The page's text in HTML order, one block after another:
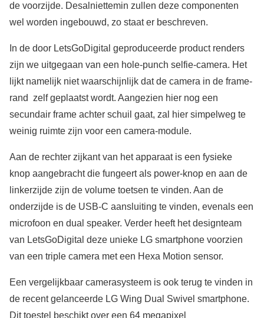
de voorzijde. Desalniettemin zullen deze componenten
wel worden ingebouwd, zo staat er beschreven.
In de door LetsGoDigital geproduceerde product renders
zijn we uitgegaan van een hole-punch selfie-camera. Het
lijkt namelijk niet waarschijnlijk dat de camera in de frame-
rand zelf geplaatst wordt. Aangezien hier nog een
secundair frame achter schuil gaat, zal hier simpelweg te
weinig ruimte zijn voor een camera-module.
Aan de rechter zijkant van het apparaat is een fysieke
knop aangebracht die fungeert als power-knop en aan de
linkerzijde zijn de volume toetsen te vinden. Aan de
onderzijde is de USB-C aansluiting te vinden, evenals een
microfoon en dual speaker. Verder heeft het designteam
van LetsGoDigital deze unieke LG smartphone voorzien
van een triple camera met een Hexa Motion sensor.
Een vergelijkbaar camerasysteem is ook terug te vinden in
de recent gelanceerde LG Wing Dual Swivel smartphone.
Dit toestel beschikt over een 64 megapixel